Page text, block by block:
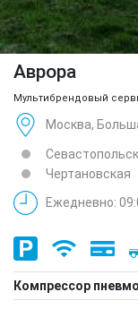
Аврора
Мультибрендовый
Москва,
Чертановская
Ежедневно:
Компрессор